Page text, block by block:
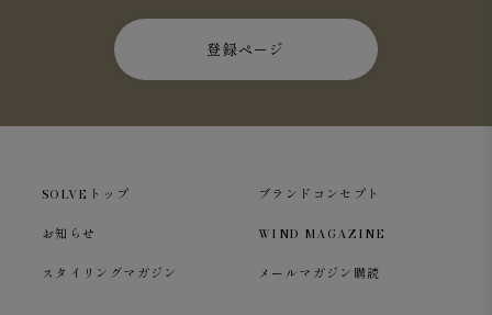
登録ページ
SOLVEトップ ブランドコンセプト
お知らせ WIND MAGAZINE
スタイリングマガジン メールマガジン購読